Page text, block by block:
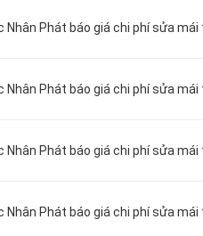
Nhân Phát báo giá chi phí sửa
Nhân Phát báo giá chi phí sửa
Nhân Phát báo giá chi phí sửa
Nhân Phát báo giá chi phí sửa